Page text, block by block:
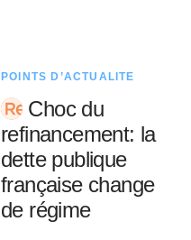
POINTS D’ACTUALITÉ
Choc du
refinancement: la
dette publique
française change
de régime